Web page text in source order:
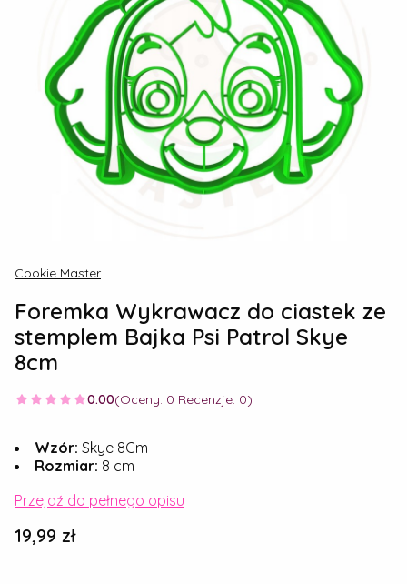
Cookie Master
Foremka Wykrawacz do ciastek ze
stemplem Bajka Psi Patrol Skye
8cm
0.00(Oceny: 0 Recenzje: 0)
Wzór: Skye 8Cm
Rozmiar: 8 cm
Przejdź do pełnego opisu
Cena
19,99 zł